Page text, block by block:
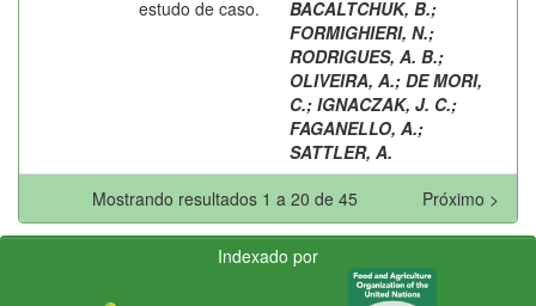
estudo de caso.
BACALTCHUK, B.;
FORMIGHIERI, N.;
RODRIGUES, A. B.;
OLIVEIRA, A.; DE MORI,
C.; IGNACZAK, J. C.;
FAGANELLO, A.;
SATTLER, A.
Mostrando resultados 1 a 20 de 45
Próximo >
Indexado por